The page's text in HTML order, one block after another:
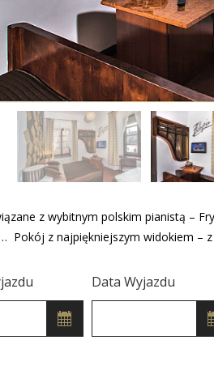
z wybitnym polskim pianistą –
Pokój z najpiękniejszym widokiem –
Data Wyjazdu